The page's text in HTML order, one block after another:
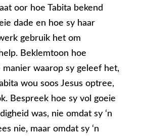
oor hoe Tabita bekend
dade en hoe sy haar
gebruik het om
Beklemtoon hoe
manier waarop sy geleef het,
wou soos Jesus optree,
Bespreek hoe sy vol goeie
was, nie omdat sy ‘n
nie, maar omdat sy ‘n